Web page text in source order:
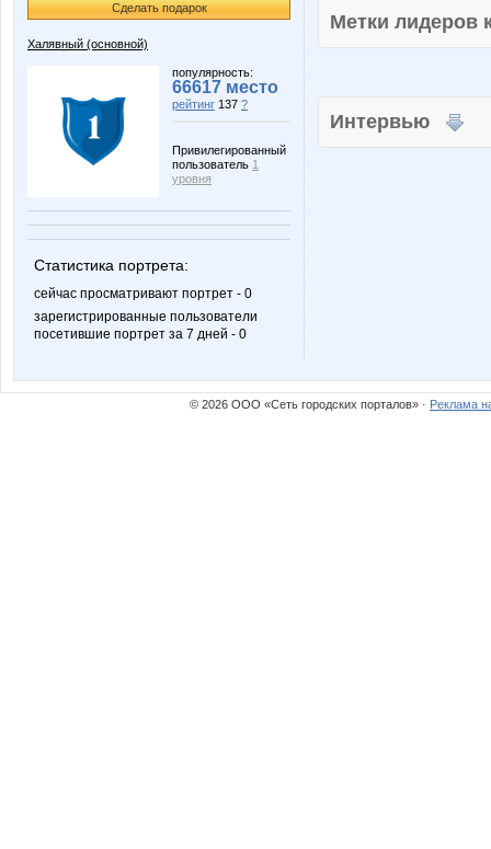
Сделать подарок
Халявный (основной)
популярность:
66617 место
рейтинг 137 ?
Привилегированный
пользователь 1
уровня
Статистика портрета:
сейчас просматривают портрет - 0
зарегистрированные пользователи
посетившие портрет за 7 дней - 0
Метки
Интервью
© 2026 ООО «Сеть городских порталов» · Реклама